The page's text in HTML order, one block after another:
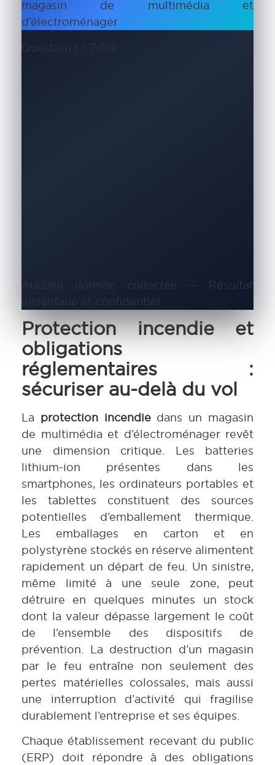
magasin de multimédia et
d’électroménager
Question 1 / 7 0%
Aucune donnée collectée — Résultat
instantané et confidentiel
Protection incendie et
obligations
réglementaires :
sécuriser au-delà du vol
La protection incendiedans un magasin
de multimédia et d’électroménager revêt
une dimension critique. Les batteries
lithium-ion présentes dans les
smartphones, les ordinateurs portables et
les tablettes constituent des sources
potentielles d’emballement thermique.
Les emballages en carton et en
polystyrène stockés en réserve alimentent
rapidement un départ de feu. Un sinistre,
même limité à une seule zone, peut
détruire en quelques minutes un stock
dont la valeur dépasse largement le coût
de l’ensemble des dispositifs de
prévention. La destruction d’un magasin
par le feu entraîne non seulement des
pertes matérielles colossales, mais aussi
une interruption d’activité qui fragilise
durablement l’entreprise et ses équipes.
Chaque établissement recevant du public
(ERP) doit répondre à des obligations